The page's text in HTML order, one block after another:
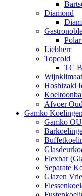
Diamond
Liebherr
Topcold
TC
Hoshizaki
Afvoer
Gamko Koelingen
Gamko
Flexbar
Separate
Glazen